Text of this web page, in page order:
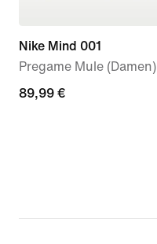
Nike Mind 001
Pregame Mule (Damen)
89,99 €
89,99 €